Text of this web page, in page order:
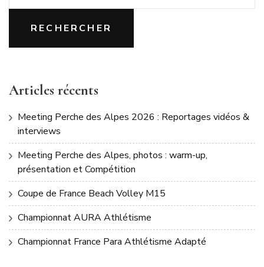
RECHERCHER
Articles récents
Meeting Perche des Alpes 2026 : Reportages vidéos &
interviews
Meeting Perche des Alpes, photos : warm-up,
présentation et Compétition
Coupe de France Beach Volley M15
Championnat AURA Athlétisme
Championnat France Para Athlétisme Adapté